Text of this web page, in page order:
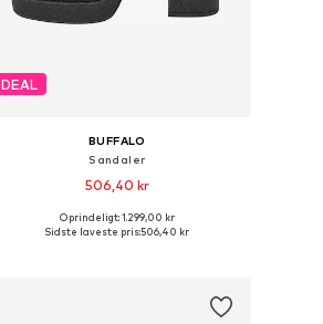
DEAL
BUFFALO
Sandaler
506,40 kr
Tilgængelige størrelser: 37, 38, 39, 40
Oprindeligt: 1.299,00 kr
Sidste laveste pris:506,40 kr